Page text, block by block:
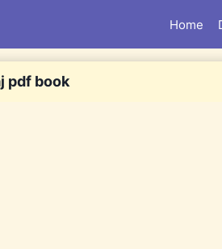
Home
pdf book